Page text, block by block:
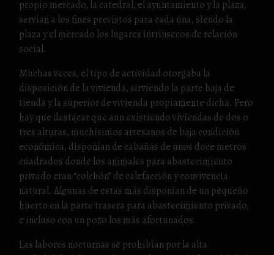
propio mercado, la catedral, el ayuntamiento y la plaza,
servían a los fines previstos para cada una, siendo la
plaza y el mercado los lugares intrínsecos de relación
social.
Muchas veces, el tipo de actividad otorgaba la
disposición de la vivienda, sirviendo la parte baja de
tienda y la superior de vivienda propiamente dicha. Pero
hay que destacar que aun existiendo viviendas de dos o
tres alturas, muchísimos artesanos de baja condición
económica, disponían de cabañas de unos doce metros
cuadrados donde los animales para abastecimiento
privado eran “colchón” de calefacción y convivencia
natural. Algunas de estas más disponían de un pequeño
huerto en la parte trasera para abastecimiento privado,
e incluso con un pozo los más afortunados.
Las labores nocturnas se prohibían por la alta